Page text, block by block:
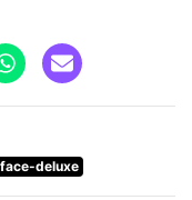
face-deluxe